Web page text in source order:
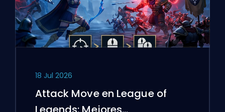
18 Jul 2026
Attack Move en League of